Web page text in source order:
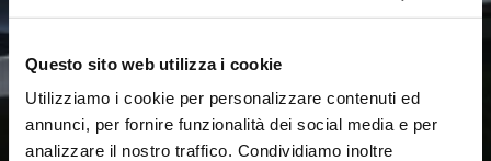
Questo sito web utilizza i cookie
Utilizziamo i cookie per personalizzare contenuti ed
annunci, per fornire funzionalità dei social media e per
analizzare il nostro traffico. Condividiamo inoltre